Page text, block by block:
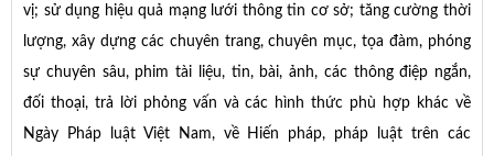
vị; sử dụng hiệu quả mạng lưới thông tin cơ sở; tăng cường thời
lượng, xây dựng các chuyên trang, chuyên mục, tọa đàm, phóng
sự chuyên sâu, phim tài liệu, tin, bài, ảnh, các thông điệp ngắn,
đối thoại, trả lời phỏng vấn và các hình thức phù hợp khác về
Ngày Pháp luật Việt Nam, về Hiến pháp, pháp luật trên các